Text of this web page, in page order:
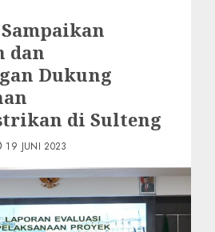
dan
Dukung
di Sulteng
19 JUNI 2023